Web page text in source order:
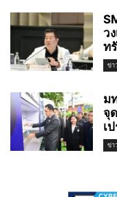
ว
ท
ข่า
ม
จุ
เ
ข่า